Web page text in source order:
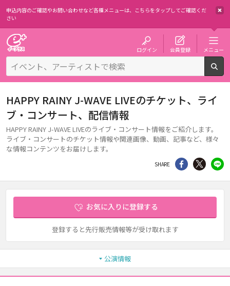
申込内容のご確認やお問い合わせなど各種メニューは、 こちらをタップしてご確認くだ
さい
ログイン 会員登録 メニュー
HAPPY RAINY J-WAVE LIVEのチケット、ライ
ブ・コンサート、配信情報
HAPPY RAINY J-WAVE LIVEのライブ・コンサート情報をご紹介します。
ライブ・コンサートのチケット情報や関連画像、動画、記事など、様々
な情報コンテンツをお届けします。
SHARE シェア Twitter
お気に入りに登録する
登録すると先行販売情報等が受け取れます
公演情報